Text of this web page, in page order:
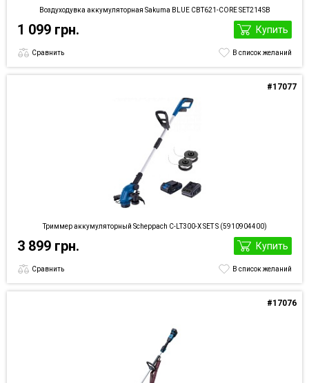
Воздуходувка аккумуляторная Sakuma BLUE CBT621-CORE SET214SB
1 099 грн. Купить
Сравнить В список желаний
Триммер аккумуляторный Scheppach C-LT300-X SET S (5910904400)
#17077
3 899 грн. Купить
Сравнить В список желаний
#17076